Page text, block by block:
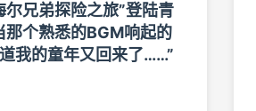
尔兄弟探险之旅”登陆青
那个熟悉的BGM响起的
我的童年又回来了……”